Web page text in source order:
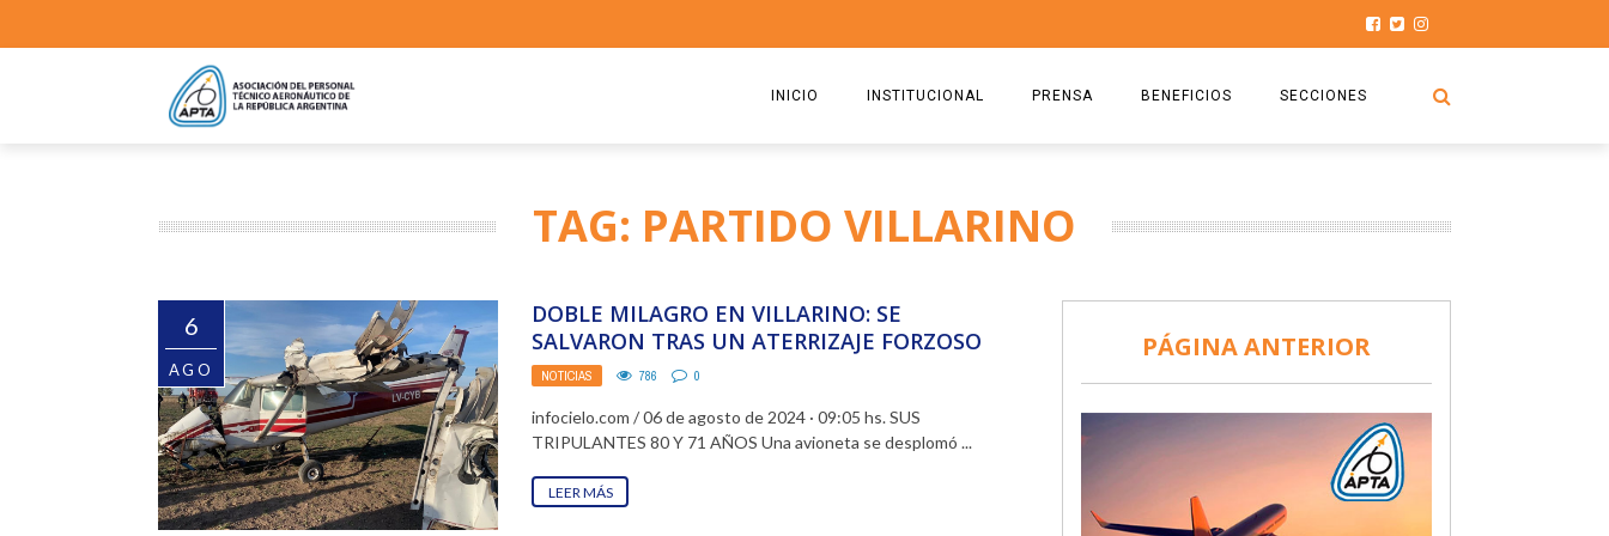
INICIO INSTITUCIONAL
ESTATUTO
RICARDO CIRIELLI
PRENSA
2025
BENEFICIOS
COMISIÓN
DOCUMENTOS
SEGURO DE SEPELIOS
SECCIONES
HISTORIAS DE LUCHA
TURISMO Y RECREACIÓN
TAG: PARTIDO VILLARINO
6
AGO
DOBLE MILAGRO EN VILLARINO: SE
SALVARON TRAS UN ATERRIZAJE FORZOSO
Y EL DESPLOME DE LA ...
NOTICIAS 786 0
infocielo.com / 06 de agosto de 2024 · 09:05 hs. SUS
TRIPULANTES 80 Y 71 AÑOS Una avioneta se desplomó ...
LEER MÁS
PÁGINA ANTERIOR